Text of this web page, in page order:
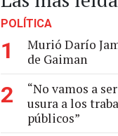
POLÍTICA
1
Murió Darío
de Gaiman
2
“No vamos a
usura a los
públicos”